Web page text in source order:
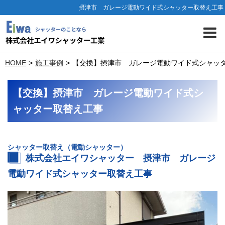
摂津市 ガレージ電動ワイド式シャッター取替え工事
HOME 施工事例 【交換】摂津市 ガレージ電動ワイド式シャッ
【交換】摂津市 ガレージ電動ワイド式シ
ャッター取替え工事
シャッター取替え（電動シャッター）
株式会社エイワシャッター 摂津市 ガレージ
電動ワイド式シャッター取替え工事